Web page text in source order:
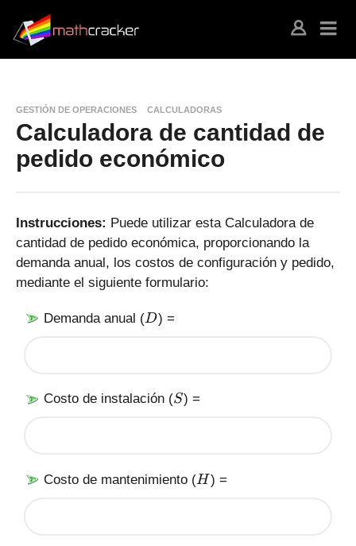
GESTIÓN DE OPERACIONES CALCULADORAS
Calculadora de cantidad de
pedido económico
Instrucciones: Puede utilizar esta Calculadora de
cantidad de pedido económica, proporcionando la
demanda anual, los costos de configuración y pedido,
mediante el siguiente formulario:
Demanda anual (D
D) =
Costo de instalación (S
S) =
Costo de mantenimiento (H
H) =